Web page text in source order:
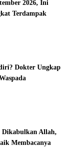
2026, Ini
Terdampak
Dokter Ungkap
Dikabulkan Allah,
Membacanya